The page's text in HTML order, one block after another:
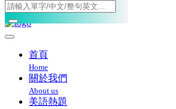
Toggle navigation
首頁
Home
關於我們
About us
美語熱題